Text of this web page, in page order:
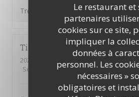
Le restaurant et
partenaires
cookies sur ce site,
impliquer la
données à
personnel. Les
nécessaires »
obligatoires et
Très bonne cuisine
Tina
2026-01-22
- 20:30 - Couverts 2
Service
/5 Ambiance: 5 /5 Cuisine:5